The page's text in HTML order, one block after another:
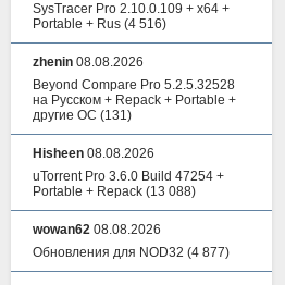
SysTracer Pro 2.10.0.109 + x64 +
Portable + Rus (4 516)
zhenin 08.08.2026
Beyond Compare Pro 5.2.5.32528
на Русском + Repack + Portable +
другие ОС (131)
Hisheen 08.08.2026
uTorrent Pro 3.6.0 Build 47254 +
Portable + Repack (13 088)
wowan62 08.08.2026
Обновления для NOD32 (4 877)